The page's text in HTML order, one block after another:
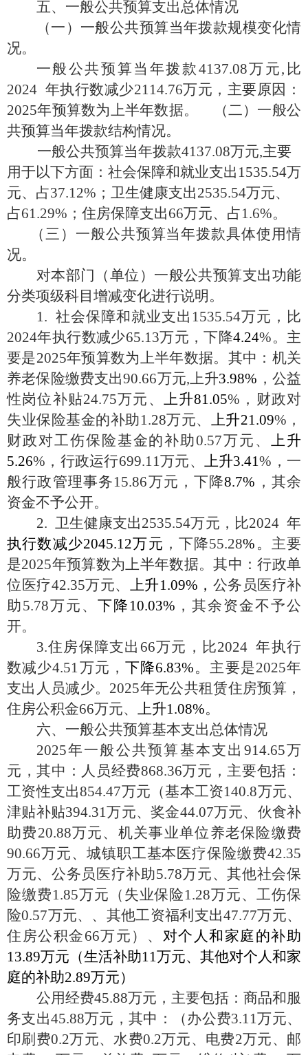
五、一般公共预算支出总体情况
（一）一般公共预算当年拨款规模变化情
况。
一般公共预算当年拨款4137.08万元,比
2024 年执行数减少2114.76万元，主要原因：
2025年预算数为上半年数据。
（二）一般公
共预算当年拨款结构情况。
一般公共预算当年拨款4137.08万元,主要
用于以下方面：社会保障和就业支出1535.54万
元、占37.12%；卫生健康支出2535.54万元、
占61.29%；住房保障支出66万元、占1.6%。
（三）一般公共预算当年拨款具体使用情
况。
对本部门（单位）一般公共预算支出功能
分类项级科目增减变化进行说明。
1. 社会保障和就业支出1535.54万元，比
2024年执行数减少65.13万元，下降4.24%。主
要是2025年预算数为上半年数据。其中：机关
养老保险缴费支出90.66万元,上升3.98% ，公益
性岗位补贴24.75万元、 上升81.05%，财政对
失业保险基金的补助1.28万元、 上升21.09%，
财政对工伤保险基金的补助0.57万元、上升
5.26%，行政运行699.11万元、 上升3.41%，一
般行政管理事务15.86万元，下降8.7% ，其余
资金不予公开。
2. 卫生健康支出2535.54万元，比2024 年
执行数减少2045.12万元 ， 下降55.28% 。主要
是2025年预算数为上半年数据。其中：行政单
位医疗42.35万元、 上升1.09%， 公务员医疗补
助5.78万元、 下降 10.03% ，其余资金不予公
开。
3.住房保障支出66万元，比2024 年执行
数减少4.51万元， 下降6.83%。主要是2025年
支出人员减少。2025年无公共租赁住房预算，
住房公积金66万元、 上升1.08%。
六、一般公共预算基本支出总体情况
2025年一般公共预算基本支出 914.65万
元，其中：人员经费868.36万元，主要包括：
工资性支出854.47万元（基本工资140.8万元、
津贴补贴394.31万元、奖金44.07万元、伙食补
助费20.88万元、机关事业单位养老保险缴费
90.66万元、城镇职工基本医疗保险缴费42.35
万元、公务员医疗补助5.78万元、其他社会保
险缴费1.85万元（失业保险1.28万元、工伤保
险0.57万元、、其他工资福利支出47.77万元、
住房公积金66万元）、 对个人和家庭的补助
13.89万元（生活补助11万元、其他对个人和家
庭的补助2.89万元）
公用经费45.88万元，主要包括：商品和服
务支出45.88万元，其中：（办公费3.11万元、
印刷费0.2万元、水费0.2万元、电费2万元、邮